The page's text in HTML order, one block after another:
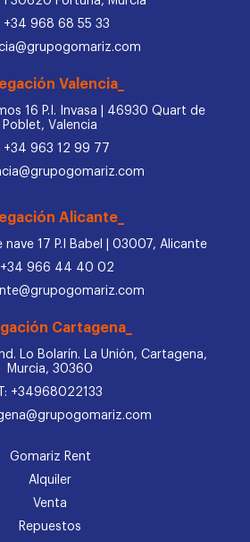
+34 968 68 55 33
Valencia_
16 P.I. Invasa | 46930 Quart de
Poblet, Valencia
+34 963 12 99 77
Alicante_
nave 17 P.I Babel | 03007, Alicante
+34 966 44 40 02
Cartagena_
Lo Bolarín. La Unión, Cartagena,
Murcia, 30360
T: +34968022133
Gomariz Rent
Alquiler
Venta
Repuestos